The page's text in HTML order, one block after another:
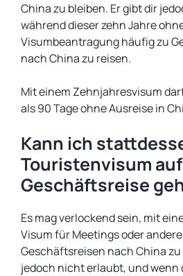
China zu bleiben. Er gibt dir
während dieser zehn Jahre
Visumbeantragung häufig zu
nach China zu reisen.
Mit einem Zehnjahresvisum
als 90 Tage ohne Ausreise in
Kann ich
Touristenvisum auf
Geschäftsreise
Es mag verlockend sein, mit
Visum für Meetings oder
Geschäftsreisen nach China
jedoch nicht erlaubt, und wenn